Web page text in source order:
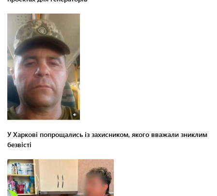
У Харкові попрощались із захисником, якого вважали зниклим
безвісті